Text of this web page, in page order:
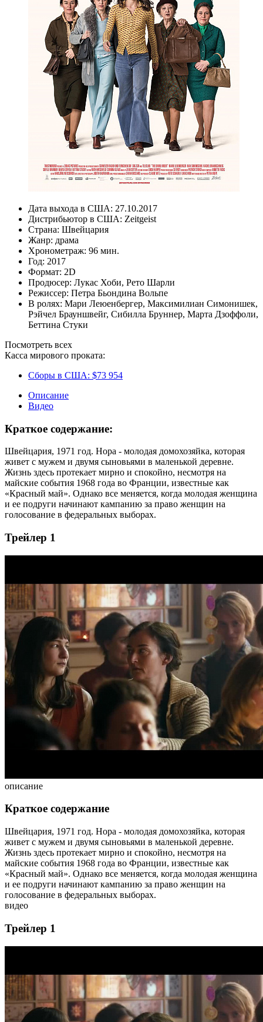
Дата выхода в США: 27.10.2017
Дистрибьютор в США: Zeitgeist
Страна: Швейцария
Жанр: драма
Хронометраж: 96 мин.
Год: 2017
Формат: 2D
Продюсер: Лукас Хоби, Рето Шарли
Режиссер: Петра Бьондина Вольпе
В ролях: Мари Леюенбергер, Максимилиан Симонишек,
Рэйчел Брауншвейг, Сибилла Бруннер, Марта Дзоффоли,
Беттина Стуки
Посмотреть всех
Касса мирового проката:
Сборы в США: $73 954
Описание
Видео
Краткое содержание:
Швейцария, 1971 год. Нора - молодая домохозяйка, которая
живет с мужем и двумя сыновьями в маленькой деревне.
Жизнь здесь протекает мирно и спокойно, несмотря на
майские события 1968 года во Франции, известные как
«Красный май». Однако все меняется, когда молодая женщина
и ее подруги начинают кампанию за право женщин на
голосование в федеральных выборах.
Трейлер 1
описание
Краткое содержание
Швейцария, 1971 год. Нора - молодая домохозяйка, которая
живет с мужем и двумя сыновьями в маленькой деревне.
Жизнь здесь протекает мирно и спокойно, несмотря на
майские события 1968 года во Франции, известные как
«Красный май». Однако все меняется, когда молодая женщина
и ее подруги начинают кампанию за право женщин на
голосование в федеральных выборах.
видео
Трейлер 1